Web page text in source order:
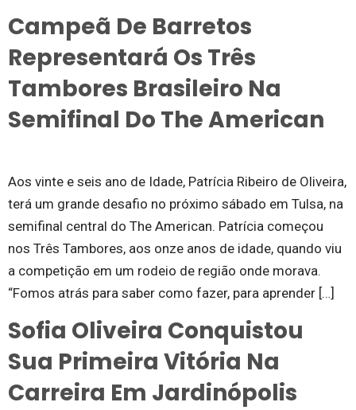
Campeã De Barretos
Representará Os Três
Tambores Brasileiro Na
Semifinal Do The American
Aos vinte e seis ano de Idade, Patrícia Ribeiro de Oliveira,
terá um grande desafio no próximo sábado em Tulsa, na
semifinal central do The American. Patrícia começou
nos Três Tambores, aos onze anos de idade, quando viu
a competição em um rodeio de região onde morava.
“Fomos atrás para saber como fazer, para aprender […]
Sofia Oliveira Conquistou
Sua Primeira Vitória Na
Carreira Em Jardinópolis